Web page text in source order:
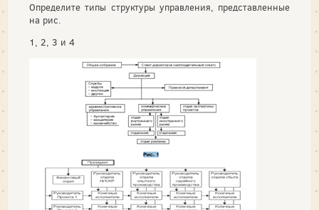
Определите типы структуры управления, представленные
на рис.
1, 2, 3 и 4